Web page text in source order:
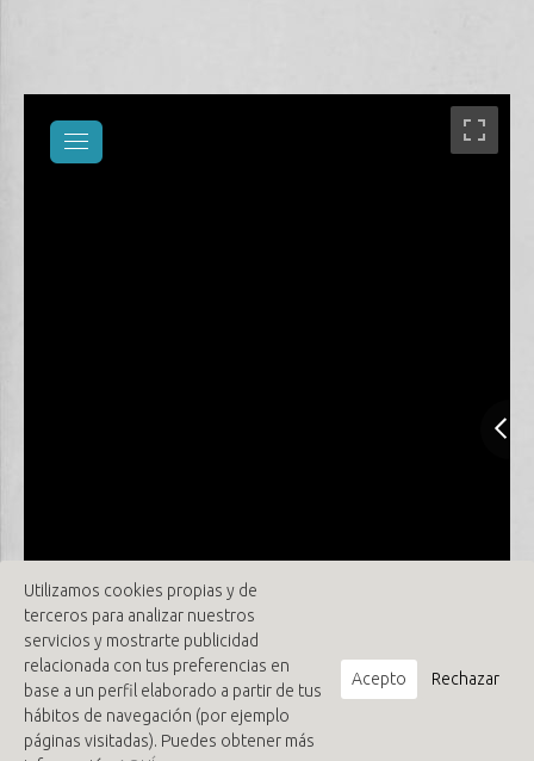
Utilizamos cookies propias y de
terceros para analizar nuestros
servicios y mostrarte publicidad
relacionada con tus preferencias en
base a un perfil elaborado a partir de tus
hábitos de navegación (por ejemplo
páginas visitadas). Puedes obtener más
Acepto Rechazar